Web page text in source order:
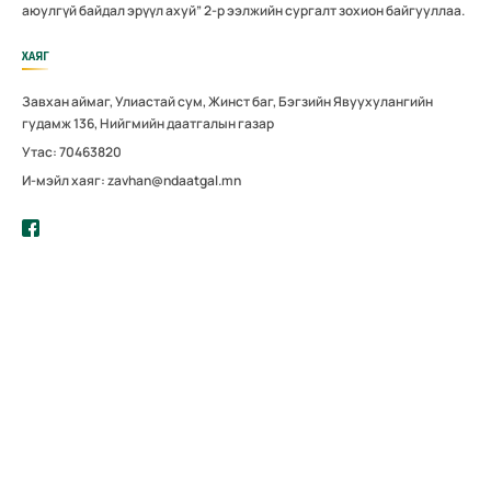
аюулгүй байдал эрүүл ахуй” 2-р ээлжийн сургалт зохион байгууллаа.
ХАЯГ
Завхан аймаг, Улиастай сум, Жинст баг, Бэгзийн Явуухулангийн
гудамж 136, Нийгмийн даатгалын газар
Утас: 70463820
И-мэйл хаяг: zavhan@ndaatgal.mn